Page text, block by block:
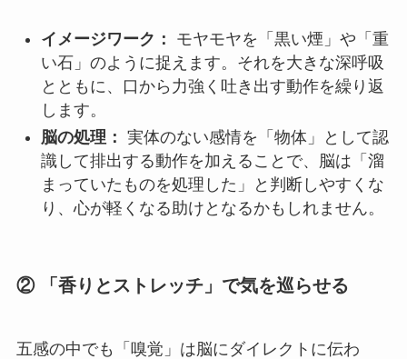
イメージワーク：
モヤモヤを「黒い煙」や「重
い石」のように捉えます。それを大きな深呼吸
とともに、口から力強く吐き出す動作を繰り返
します。
脳の処理： 実体のない感情を「物体」として認
識して排出する動作を加えることで、脳は「溜
まっていたものを処理した」と判断しやすくな
り、心が軽くなる助けとなるかもしれません。
② 「香りとストレッチ」で気を巡らせる
五感の中でも「嗅覚」は脳にダイレクトに伝わ